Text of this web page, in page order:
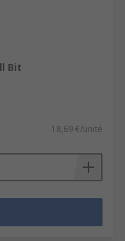
Bit
18,69 €/unité